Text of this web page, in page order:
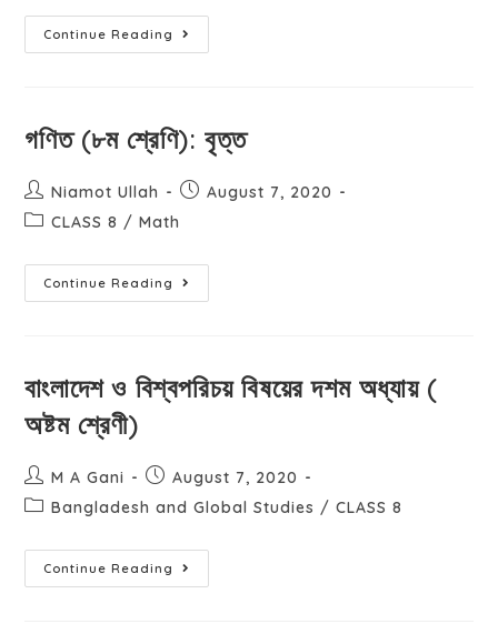
Continue Reading
গণিত (৮ম শ্রেণি): বৃত্ত
Niamot Ullah
August 7, 2020
CLASS 8 / Math
Continue Reading
বাংলাদেশ ও বিশ্বপরিচয় বিষয়ের দশম অধ্যায় (
অষ্টম শ্রেণী)
M A Gani
August 7, 2020
Bangladesh and Global Studies / CLASS 8
Continue Reading